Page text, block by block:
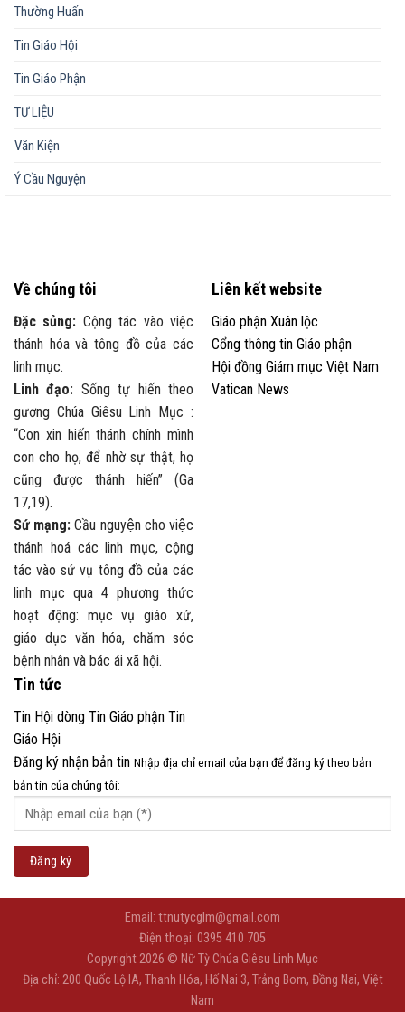
Thường Huấn
Tin Giáo Hội
Tin Giáo Phận
TƯ LIỆU
Văn Kiện
Ý Cầu Nguyện
Về chúng tôi
Đặc sủng: Cộng tác vào việc
thánh hóa và tông đồ của các
linh mục.
Linh đạo: Sống tự hiến theo
gương Chúa Giêsu Linh Mục :
“Con xin hiến thánh chính mình
con cho họ, để nhờ sự thật, họ
cũng được thánh hiến” (Ga
17,19).
Sứ mạng: Cầu nguyện cho việc
thánh hoá các linh mục, cộng
tác vào sứ vụ tông đồ của các
linh mục qua 4 phương thức
hoạt động: mục vụ giáo xứ,
giáo dục văn hóa, chăm sóc
bệnh nhân và bác ái xã hội.
Liên kết website
Giáo phận Xuân lộc
Cổng thông tin Giáo phận
Hội đồng Giám mục Việt Nam
Vatican News
Tin tức
Tin Hội dòng Tin Giáo phận Tin
Giáo Hội
Đăng ký nhận bản tin Nhập địa chỉ email của bạn để đăng ký theo bản
bản tin của chúng tôi:
Email: ttnutycglm@gmail.com
Điện thoại: 0395 410 705
Copyright 2026 © Nữ Tỳ Chúa Giêsu Linh Mục
Địa chỉ: 200 Quốc Lộ IA, Thanh Hóa, Hố Nai 3, Trảng Bom, Đồng Nai, Việt
Nam